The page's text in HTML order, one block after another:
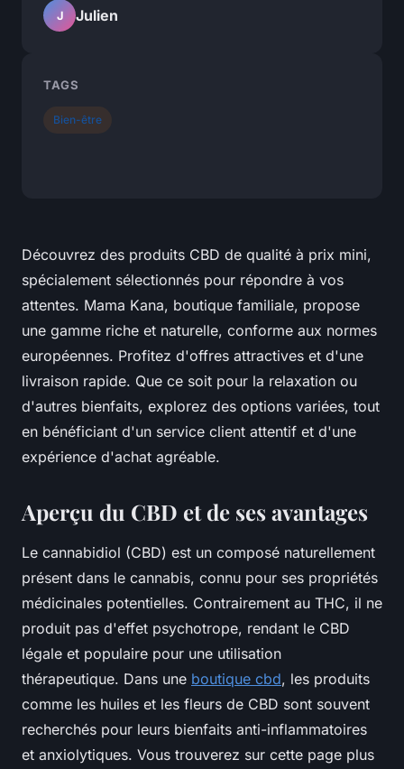
Découvrez des produits CBD de qualité à prix mini,
spécialement sélectionnés pour répondre à vos
attentes. Mama Kana, boutique familiale, propose
une gamme riche et naturelle, conforme aux normes
européennes. Profitez d'offres attractives et d'une
livraison rapide. Que ce soit pour la relaxation ou
d'autres bienfaits, explorez des options variées, tout
en bénéficiant d'un service client attentif et d'une
expérience d'achat agréable.
Aperçu du CBD et de ses avantages
Le cannabidiol (CBD) est un composé naturellement
présent dans le cannabis, connu pour ses propriétés
médicinales potentielles. Contrairement au THC, il ne
produit pas d'effet psychotrope, rendant le CBD
légale et populaire pour une utilisation
thérapeutique. Dans une boutique cbd, les produits
comme les huiles et les fleurs de CBD sont souvent
recherchés pour leurs bienfaits anti-inflammatoires
et anxiolytiques. Vous trouverez sur cette page plus
J Julien
TAGS
Bien-être